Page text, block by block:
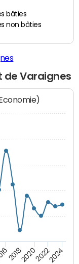
bâties
non bâties
de Varaignes
2018202020222024